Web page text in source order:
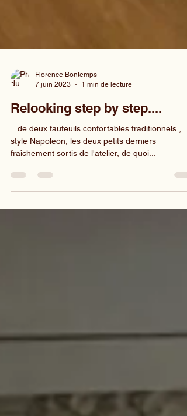
7 juin 2023
1 min de lecture
Relooking step by step....
...de deux fauteuils confortables traditionnels ,
fraîchement sortis de l'atelier, de quoi...